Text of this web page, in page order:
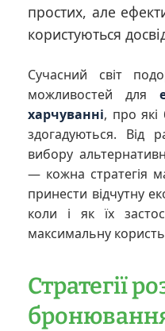
простих, але
користуються
Сучасний світ
можливостей для
харчуванні, про які
здогадуються. Від
вибору
— кожна стратегія
принести відчутну
коли і як їх
максимальну
Стратегії